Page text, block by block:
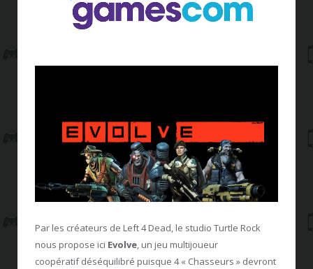
Par les créateurs de Left 4 Dead, le studio Turtle Rock
nous propose ici Evolve, un jeu multijoueur
coopératif déséquilibré puisque 4 « Chasseurs » devront